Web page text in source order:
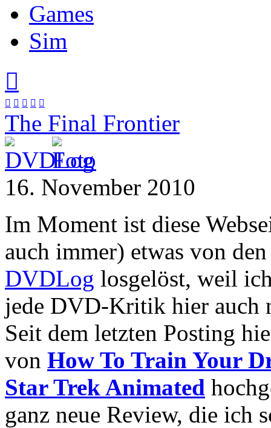
Games
Sim

    
The Final Frontier
16. November 2010
Im Moment ist diese
auch immer) etwas von
DVDLog losgelöst, weil
jede DVD-Kritik hier auch
Seit dem letzten Posting
von How To Train Your
Star Trek Animated
ganz neue Review, die ich